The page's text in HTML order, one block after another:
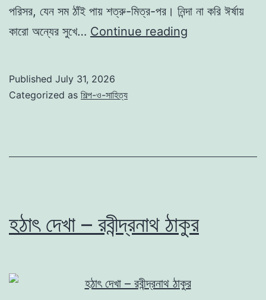
পরিসর, যেন সম ঠাঁই পায় শত্রু-মিত্র-পর। নিন্দা না করি ঈর্ষায়
কারো অন্যের সুখে… Continue reading
Published July 31, 2026
Categorized as শিল্প-ও-সাহিত্য
হঠাৎ দেখা – রবীন্দ্রনাথ ঠাকুর